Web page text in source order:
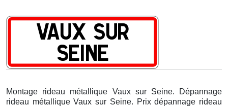
Montage rideau métallique Vaux sur Seine. Dépannage
rideau métallique Vaux sur Seine. Prix dépannage rideau